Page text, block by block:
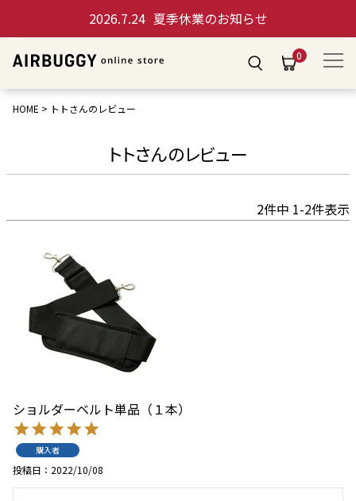
2026.7.24 夏季休業のお知らせ
0
HOME トトさんのレビュー
トトさんのレビュー
2件中 1-2件表示
ショルダーベルト単品（１本）
購入者
投稿日 2022/10/08